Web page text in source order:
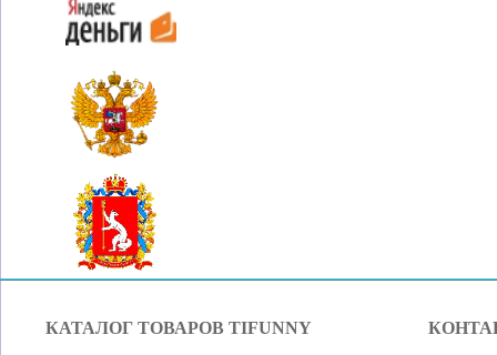
КАТАЛОГ ТОВАРОВ TIFUNNY